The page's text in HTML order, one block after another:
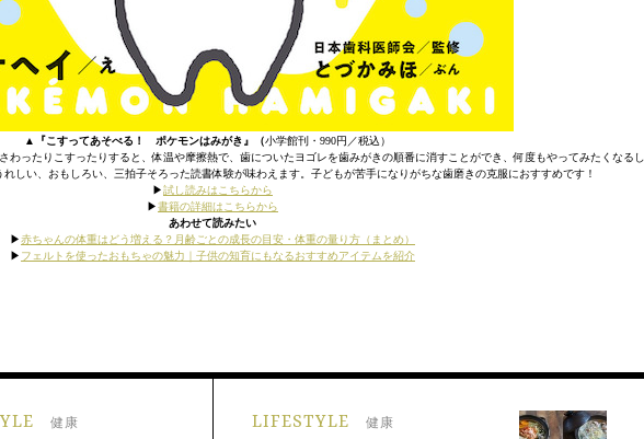
▲『こすってあそべる！ ポケモンはみがき』（小学館刊・990円／税込）
わったりこすったりすると、体温や摩擦熱で、歯についたヨゴレを歯みがきの順番に消すことができ、何度もやってみたくなるし
しい、おもしろい、三拍子そろった読書体験が味わえます。子どもが苦手になりがちな歯磨きの克服におすすめです！
▶︎試し読みはこちらから
▶︎書籍の詳細はこちらから
あわせて読みたい
▶︎赤ちゃんの体重はどう増える？月齢ごとの成長の目安・体重の量り方（まとめ）
▶︎ フェルトを使ったおもちゃの魅力｜子供の知育にもなるおすすめアイテムを紹介
健康 LIFESTYLE 健康